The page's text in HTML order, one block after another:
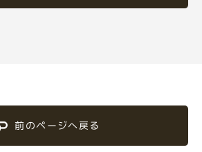
前のページへ戻る